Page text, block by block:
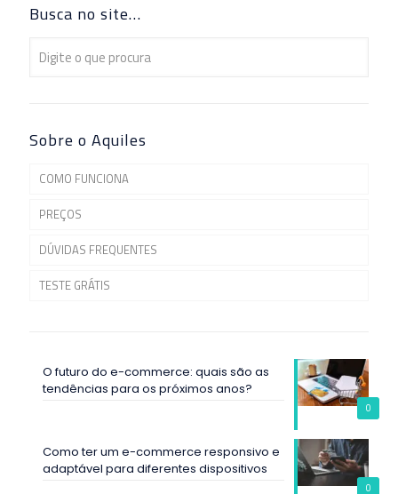
Busca no site…
Sobre o Aquiles
COMO FUNCIONA
PREÇOS
DÚVIDAS FREQUENTES
TESTE GRÁTIS
0
O futuro do e-commerce: quais são as
tendências para os próximos anos?
0
Como ter um e-commerce responsivo e
adaptável para diferentes dispositivos